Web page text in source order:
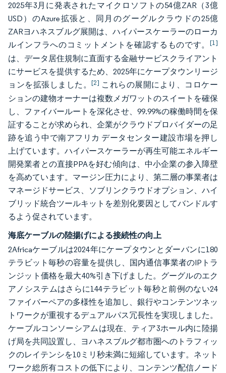
2025年3月に発表されたマイクロソフトの54億ZAR（3億
USD）のAzure拡張と、同月のグーグルクラウドの25億
ZARヨハネスブルグ展開は、ハイパースケーラーのローカ
ルインフラへのコミットメントを確認するものです。 [1]
は、データ居住規制に直面する金融サービスクライアント
にサービスを提供するため、2025年にケープタウンリージ
ョンを拡張しました。[2] これらの展開により、コロケー
ションの建物オーナーは複数メガワットのスイートを確保
し、ファイバールートを深化させ、99.99%の稼働時間を保
証することが求められ、企業がクラウドプロバイダーの足
跡を追う中で南アフリカ データセンター建設市場を押し
上げています。ハイパースケーラーが再生可能エネルギー
開発業者との直接PPAを好む傾向は、中小企業の参入障壁
を高めています。マージン圧力により、第二層の事業者は
マネージドサービス、ソブリンクラウドオプション、ハイ
ブリッド統合ツールキットを差別化要因としてバンドルす
るよう促されています。
海底ケーブルの陸揚げによる接続性の向上
2Africaケーブルは2024年にケープタウンとダーバンに180
テラビット毎秒の容量を提供し、国内通信事業者のIPトラ
ンジット価格を最大40%引き下げました。グーグルのエク
アノシステムはさらに144テラビット毎秒と前例のない24
ファイバーペアの多様性を追加し、銀行やコンテンツネッ
トワークが重視するデュアルパス冗長性を実現しました。
ケーブルコンソーシアムは現在、ティア3ホール内に陸揚
げ局を共同設置し、ヨハネスブルグ都市圏へのトラフィッ
クのレイテンシを10ミリ秒未満に短縮しています。ネット
ワーク総所有コストの低下により、コンテンツ配信ノード